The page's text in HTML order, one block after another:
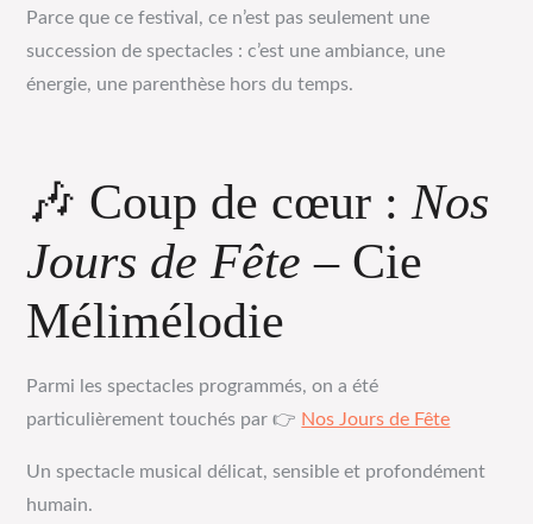
Parce que ce festival, ce n’est pas seulement une
succession de spectacles : c’est une ambiance, une
énergie, une parenthèse hors du temps.
🎶 Coup de cœur :Nos
Jours de Fête – Cie
Mélimélodie
Parmi les spectacles programmés, on a été
particulièrement touchés par 👉 Nos Jours de Fête
Un spectacle musical délicat, sensible et profondément
humain.